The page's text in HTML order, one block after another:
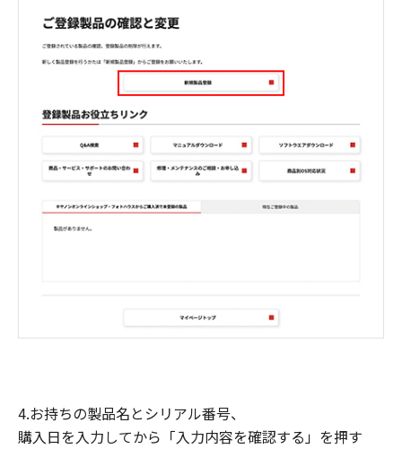
4.お持ちの製品名とシリアル番号、
購入日を入力してから「入力内容を確認する」を押す